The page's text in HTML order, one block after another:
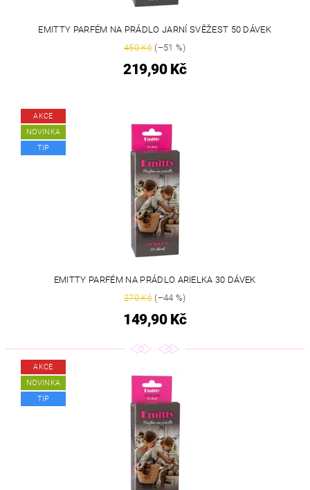
EMITTY PARFÉM NA PRÁDLO JARNÍ SVĚŽEST 50 DÁVEK
450 Kč(–51 %)
219,90 Kč
AKCE
NOVINKA
TIP
EMITTY PARFÉM NA PRÁDLO ARIELKA 30 DÁVEK
270 Kč(–44 %)
149,90 Kč
AKCE
NOVINKA
TIP